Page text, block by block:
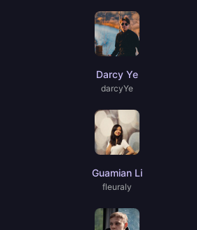
Darcy Ye
darcyYe
Guamian Li
fleuraly